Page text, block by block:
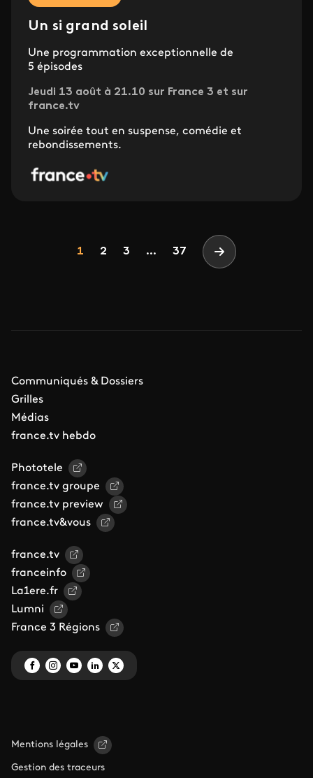
Un si grand soleil
Une programmation exceptionnelle de
5 épisodes
Jeudi 13 août à 21.10 sur France 3 et sur
france.tv
Une soirée tout en suspense, comédie et
rebondissements.
Page
1 Page
2 Page
3 ... 37 Page suivante
Communiqués & Dossiers
Grilles
Médias
france.tv hebdo
Phototele
france.tv groupe
france.tv preview
france.tv&vous
france.tv
franceinfo
La1ere.fr
Lumni
France 3 Régions
Mentions légales
Gestion des traceurs